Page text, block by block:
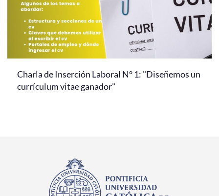
Charla de Inserción Laboral N° 1: "Diseñemos un
currículum vitae ganador"